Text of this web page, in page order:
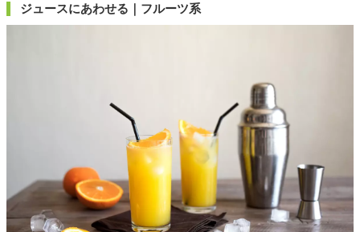
ジュースにあわせる｜フルーツ系